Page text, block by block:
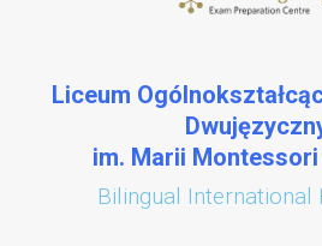
Liceum
im. Marii
Bilingual International